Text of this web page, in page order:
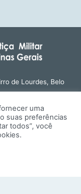
de Lourdes, Belo
18h
uma
suas preferências
todos”, você